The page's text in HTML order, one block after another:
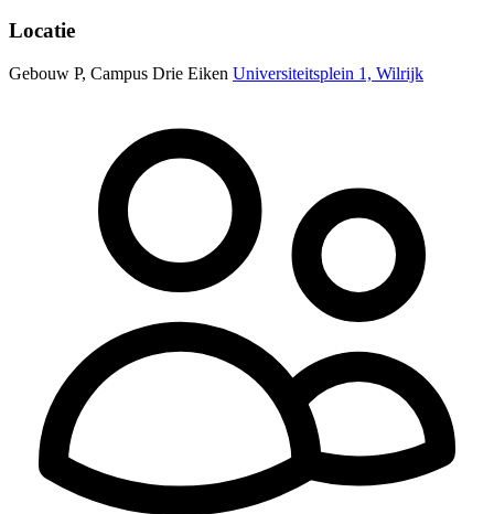
Locatie
Gebouw P, Campus Drie Eiken Universiteitsplein 1, Wilrijk